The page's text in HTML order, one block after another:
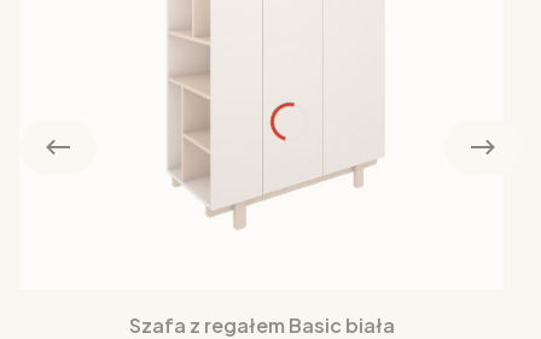
Szafa z regałem Basic biała